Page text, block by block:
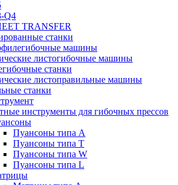
Q4
TRANSFER
станки
машины
листогибочные машины
станки
листоправильные машины
станки
инструменты для гибочных прессов
Пуансоны типа A
Пуансоны типа T
Пуансоны типа W
Пуансоны типа L